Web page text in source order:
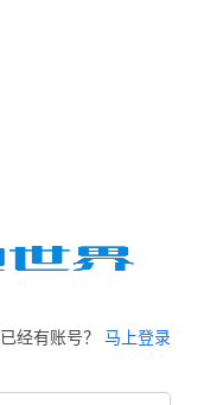
已经有账号？ 马上登录